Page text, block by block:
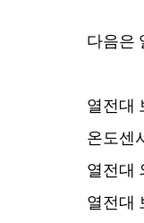
다음은
열전대
온도센
열전대
열전대